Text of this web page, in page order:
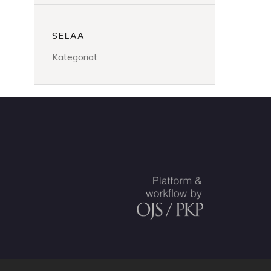
SELAA
Kategoriat